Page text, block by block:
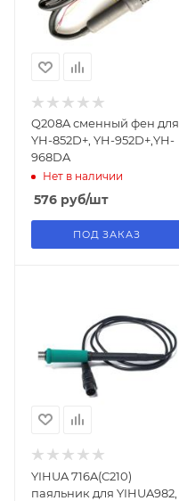
Q208A сменный фен для
YH-852D+, YH-952D+,YH-
968DA
Нет в наличии
576 руб/шт
ПОД ЗАКАЗ
YIHUA 716A(C210)
паяльник для YIHUA982,